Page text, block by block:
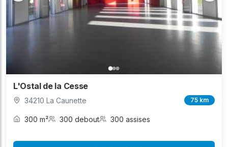
L'Ostal de la Cesse
34210 La Caunette 75 km
300 m² 300 debout 300 assises